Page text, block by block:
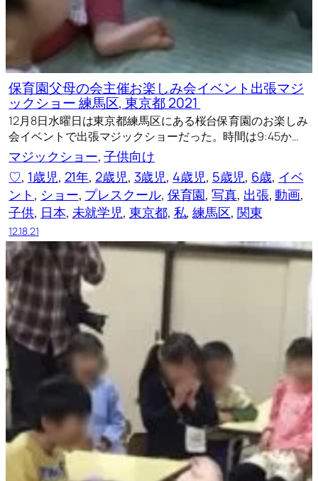
保育園父母の会主催お楽しみ会イベント出張マジ
ックショー 練馬区, 東京都 2021
12月8日水曜日は東京都練馬区にある桜台保育園のお楽しみ
会イベントで出張マジックショーだった。時間は9:45か…
マジックショー, 子供向け
♡, 1歳児, 21年, 2歳児, 3歳児, 4歳児, 5歳児, 6歳, イベ
ント, ショー, プレスクール, 保育園, 写真, 出張, 動画
子供, 日本, 未就学児, 東京都, 私, 練馬区, 関東
12.18.21